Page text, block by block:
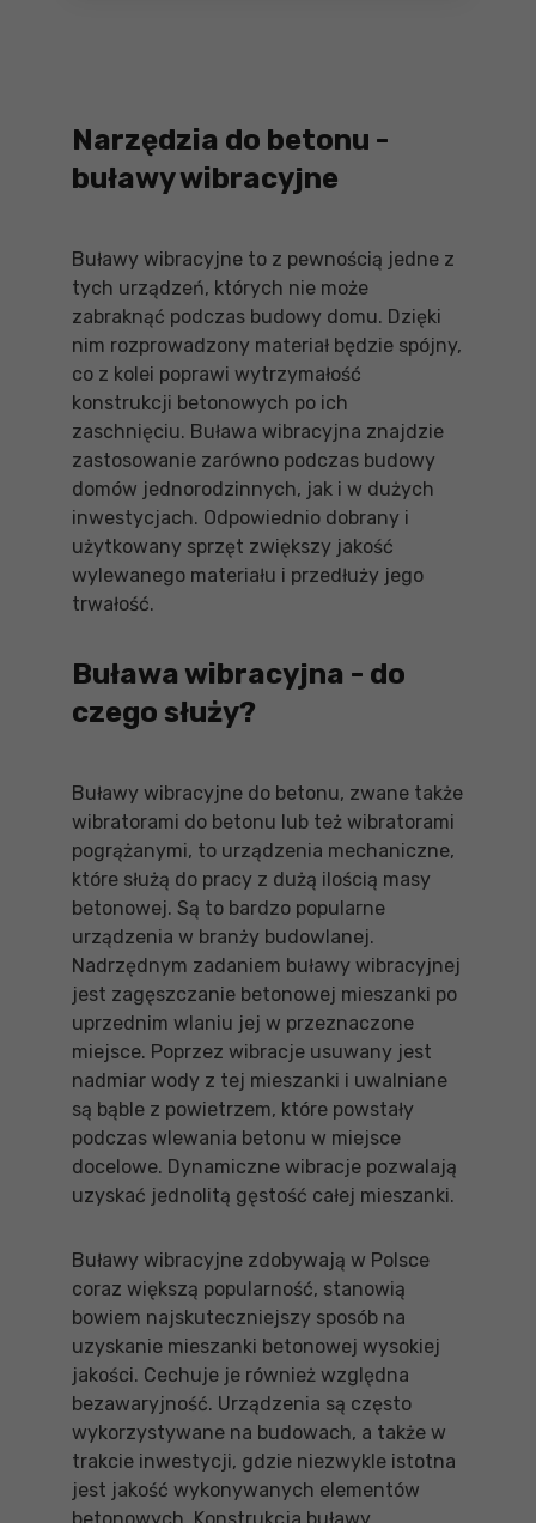
Narzędzia do betonu -
buławy wibracyjne
Buławy wibracyjne to z pewnością jedne z
tych urządzeń, których nie może
zabraknąć podczas budowy domu. Dzięki
nim rozprowadzony materiał będzie spójny,
co z kolei poprawi wytrzymałość
konstrukcji betonowych po ich
zaschnięciu. Buława wibracyjna znajdzie
zastosowanie zarówno podczas budowy
domów jednorodzinnych, jak i w dużych
inwestycjach. Odpowiednio dobrany i
użytkowany sprzęt zwiększy jakość
wylewanego materiału i przedłuży jego
trwałość.
Buława wibracyjna - do
czego służy?
Buławy wibracyjne do betonu, zwane także
wibratorami do betonu lub też wibratorami
pogrążanymi, to urządzenia mechaniczne,
które służą do pracy z dużą ilością masy
betonowej. Są to bardzo popularne
urządzenia w branży budowlanej.
Nadrzędnym zadaniem buławy wibracyjnej
jest zagęszczanie betonowej mieszanki po
uprzednim wlaniu jej w przeznaczone
miejsce. Poprzez wibracje usuwany jest
nadmiar wody z tej mieszanki i uwalniane
są bąble z powietrzem, które powstały
podczas wlewania betonu w miejsce
docelowe. Dynamiczne wibracje pozwalają
uzyskać jednolitą gęstość całej mieszanki.
Buławy wibracyjne zdobywają w Polsce
coraz większą popularność, stanowią
bowiem najskuteczniejszy sposób na
uzyskanie mieszanki betonowej wysokiej
jakości. Cechuje je również względna
bezawaryjność. Urządzenia są często
wykorzystywane na budowach, a także w
trakcie inwestycji, gdzie niezwykle istotna
jest jakość wykonywanych elementów